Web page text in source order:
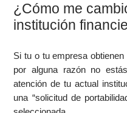
¿Cómo me
institución
Si tu o tu empresa
por alguna razón no
atención de tu actual
una “solicitud de